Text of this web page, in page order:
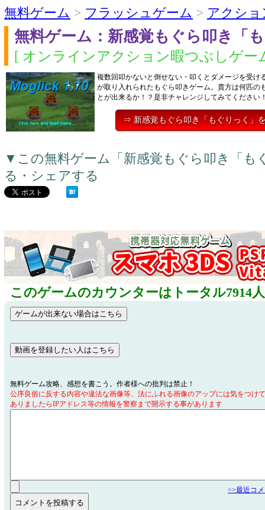
無料ゲーム > フラッシュゲーム > アクショ
無料ゲーム：新感覚もぐら叩き「
[ オンラインアクション暇つぶしゲー
複数回叩かないと倒せない・叩くとダメージを受け
が取り入れられたもぐら叩きゲーム。貴方は何匹の
とが出来るか！？是非チャレンジしてみてください
⇒ 新感覚もぐら叩き「もぐりっく」
▼この無料ゲーム「新感覚もぐら叩き「も
る・シェアする
このゲームのカウンターはトータル7914
無料ゲーム攻略、感想を書こう。作者様への批判は禁止！
公序良俗に反する内容や違法な画像等、法にふれる画像のアップには気をつけ
ありましたらIPアドレス等の情報を警察まで開示する事があります
>>最近コ